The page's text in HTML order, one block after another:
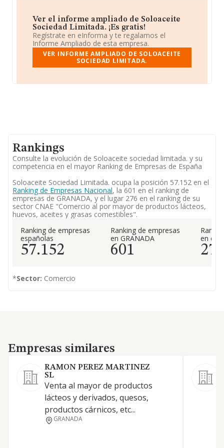
retrocedido.
Ver el informe ampliado de Soloaceite
Sociedad Limitada. ¡Es gratis!
Regístrate en eInforma y te regalamos el
Informe Ampliado de esta empresa.
VER INFORME AMPLIADO DE SOLOACEITE
SOCIEDAD LIMITADA.
Rankings
Consulte la evolución de Soloaceite sociedad limitada. y su
competencia en el mayor Ranking de Empresas de España
Soloaceite Sociedad Limitada. ocupa la posición 57.152 en el
Ranking de Empresas Nacional, la 601 en el ranking de
empresas de GRANADA, y el lugar 276 en el ranking de su
sector CNAE "Comercio al por mayor de productos lácteos,
huevos, aceites y grasas comestibles".
Ranking de empresas
españolas
57.152
Ranking de empresas
en GRANADA
601
en el
276
*Sector: Comercio
Empresas similares
Empresas similares
RAMON PEREZ MARTINEZ
SL
Venta al mayor de productos
lácteos y derivados, quesos,
productos cárnicos, etc...
GRANADA